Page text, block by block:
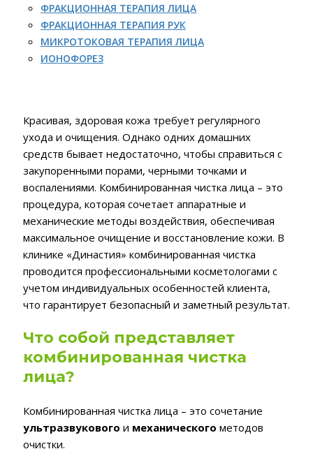
ФРАКЦИОННАЯ ТЕРАПИЯ ЛИЦА
ФРАКЦИОННАЯ ТЕРАПИЯ РУК
МИКРОТОКОВАЯ ТЕРАПИЯ ЛИЦА
ИОНОФОРЕЗ
Красивая, здоровая кожа требует регулярного
ухода и очищения. Однако одних домашних
средств бывает недостаточно, чтобы справиться с
закупоренными порами, черными точками и
воспалениями. Комбинированная чистка лица – это
процедура, которая сочетает аппаратные и
механические методы воздействия, обеспечивая
максимальное очищение и восстановление кожи. В
клинике «Династия» комбинированная чистка
проводится профессиональными косметологами с
учетом индивидуальных особенностей клиента,
что гарантирует безопасный и заметный результат.
Что собой представляет
комбинированная чистка
лица?
Комбинированная чистка лица – это сочетание
ультразвукового и механического методов
очистки.